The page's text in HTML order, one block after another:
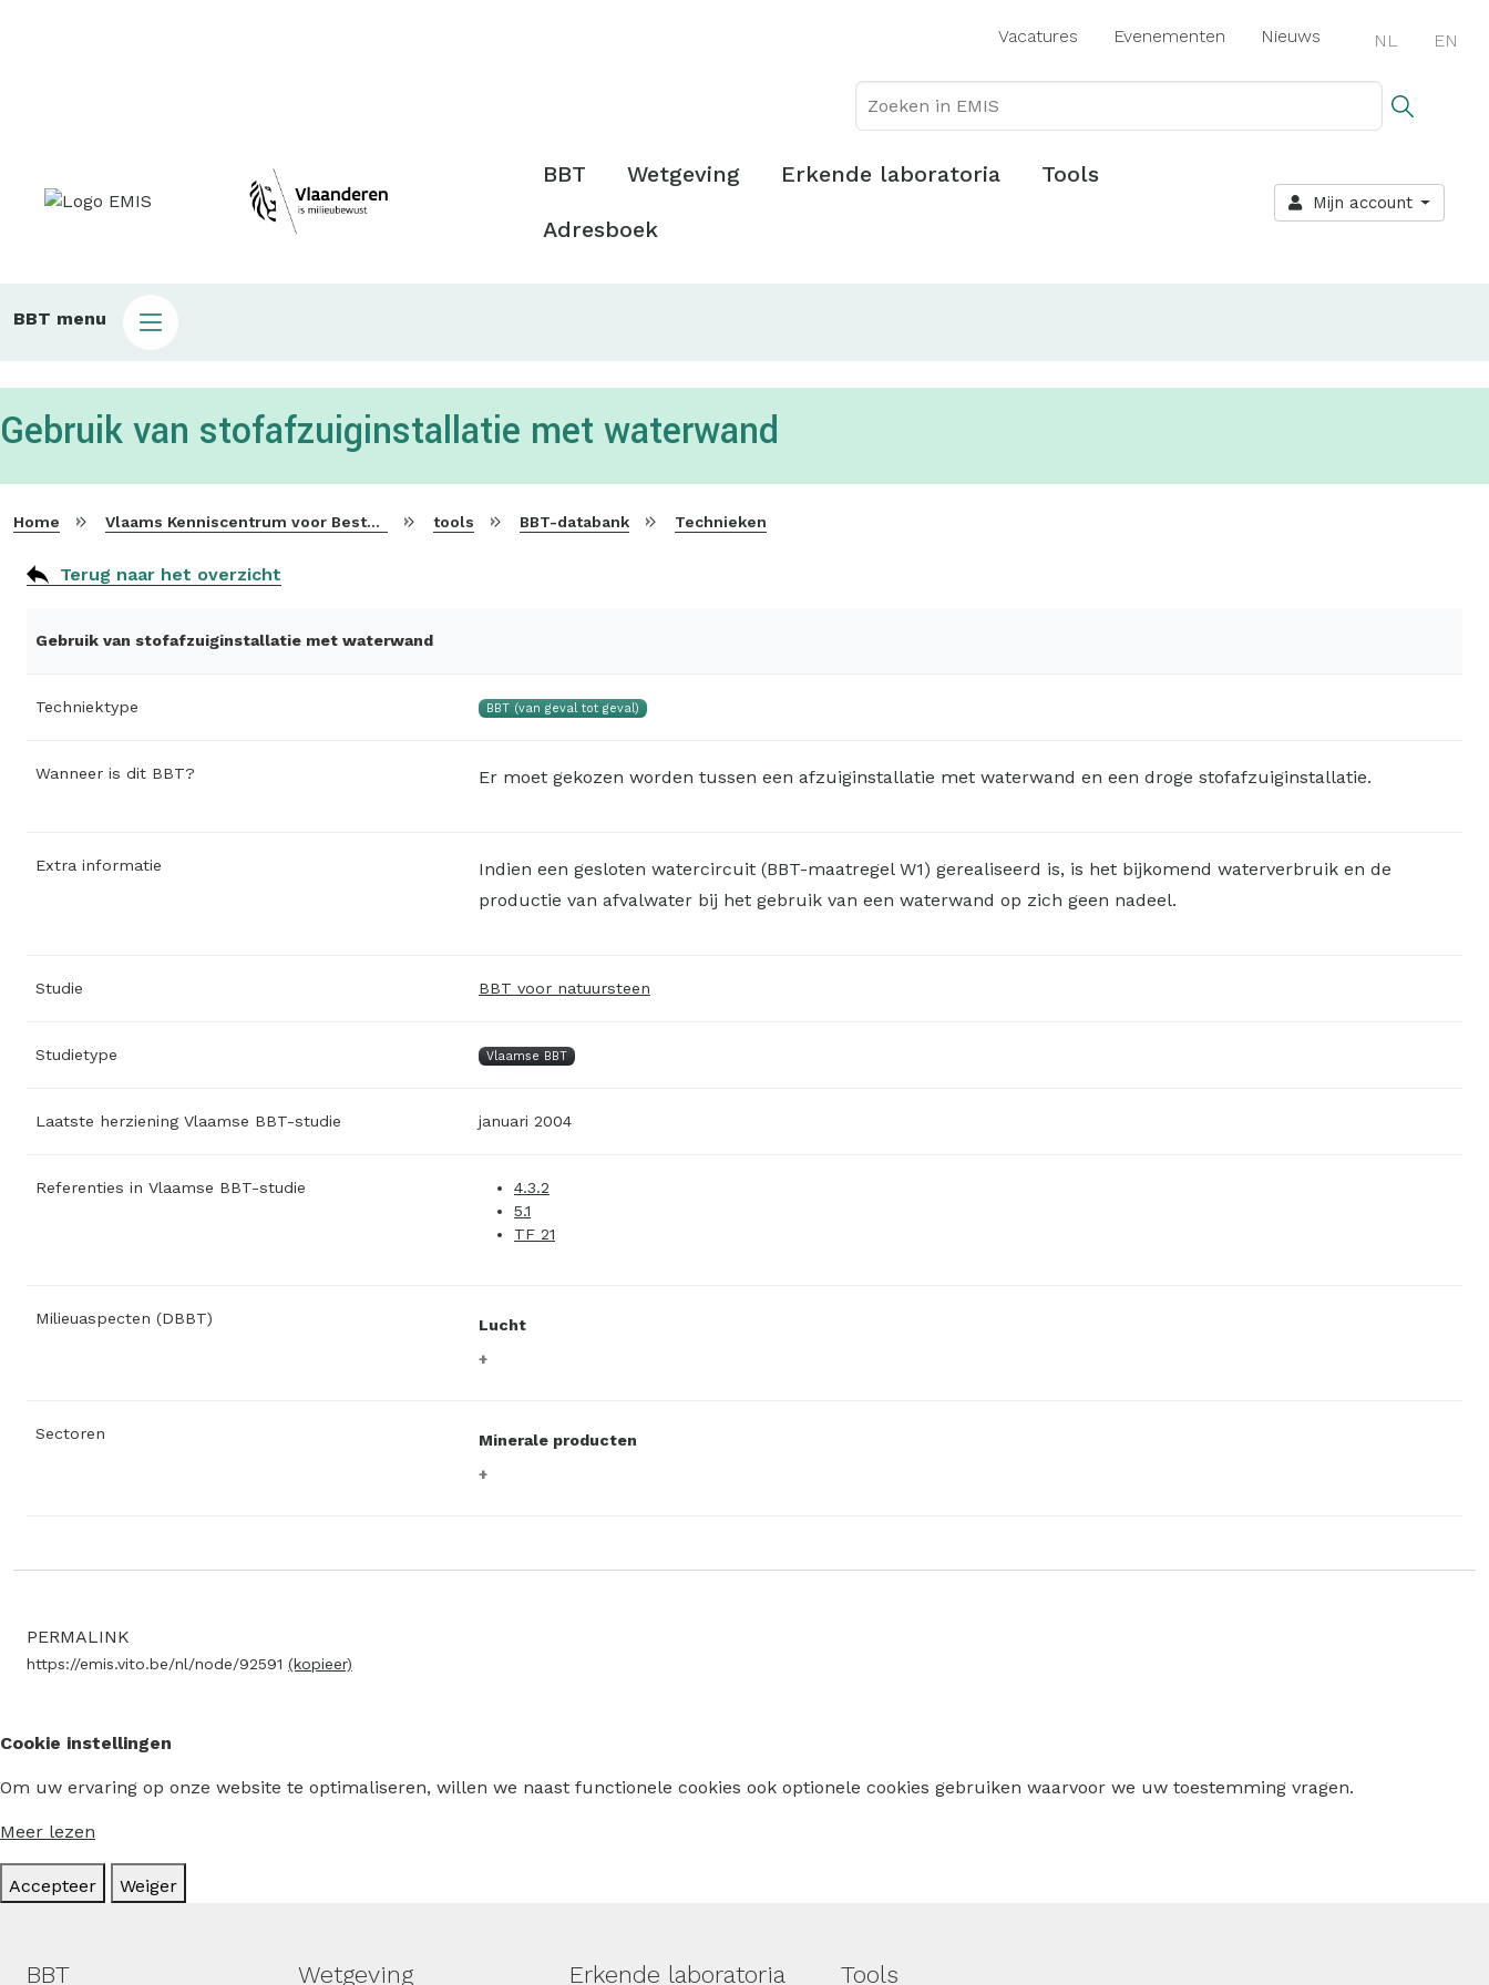
Vacatures Evenementen Nieuws NL EN
Hoofdmenu
BBT Wetgeving Erkende laboratoria Tools
Adresboek
Mijn account
Main
bbt
BBT menu
Gebruik van stofafzuiginstallatie met waterwand
Home Vlaams Kenniscentrum voor Beste Beschikbare Technieken tools BBT-databank Technieken
Terug naar het overzicht
Gebruik van stofafzuiginstallatie met waterwand
Techniektype BBT (van geval tot geval)
Wanneer is dit BBT? Er moet gekozen worden tussen een afzuiginstallatie met waterwand en een droge stofafzuiginstallatie.
Extra informatie
Indien een gesloten watercircuit (BBT-maatregel W1) gerealiseerd is, is het bijkomend waterverbruik en de
productie van afvalwater bij het gebruik van een waterwand op zich geen nadeel.
Studie BBT voor natuursteen
Studietype Vlaamse BBT
Laatste herziening Vlaamse BBT-studie januari 2004
Referenties in Vlaamse BBT-studie
4.3.2
5.1
TF 21
Milieuaspecten (DBBT) Lucht
Sectoren Minerale producten
PERMALINK
https://emis.vito.be/nl/node/92591 (kopieer)
Cookie instellingen
Om uw ervaring op onze website te optimaliseren, willen we naast functionele cookies ook optionele cookies gebruiken waarvoor we uw toestemming vragen.
Meer lezen
Accepteer Weiger
Hoofdmenu
BBT Wetgeving Erkende laboratoria Tools